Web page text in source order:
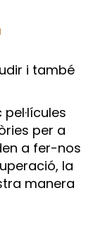
i també
per a
a fer-nos
la
manera